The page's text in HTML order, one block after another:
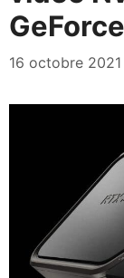
16 octobre 2021